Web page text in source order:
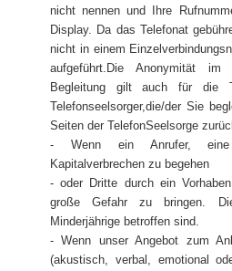
nicht nennen und Ihre
Display. Da das Telefonat
nicht in einem
aufgeführt. Die Anonymität im
Begleitung gilt auch für die
Telefonseelsorger,die/der Sie
Seiten der TelefonSeelsorge
- Wenn ein Anrufer,
Kapitalverbrechen zu begehen
-oder Dritte durch ein
große Gefahr zu bringen.
Minderjährige betroffen sind.
-Wenn unser Angebot zum
(akustisch, verbal, emotional